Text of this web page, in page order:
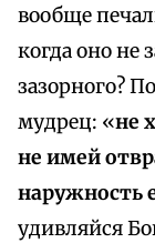
вообще
когда оно не
зазорного?
мудрец: «не
не имей
наружность
удивляйся